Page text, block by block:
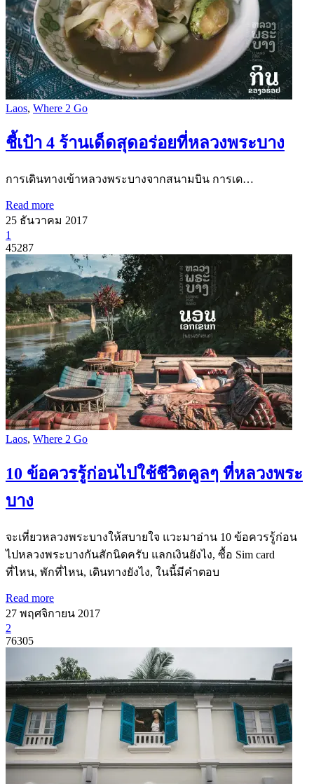
Laos, Where 2 Go
ชี้เป้า 4 ร้านเด็ดสุดอร่อยที่หลวงพระบาง
การเดินทางเข้าหลวงพระบางจากสนามบิน การเด…
Read more
25 ธันวาคม 2017
1
45287
Laos, Where 2 Go
​​10 ข้อควรรู้ก่อนไปใช้ชีวิตคูลๆ ที่หลวงพระ
บาง
จะเที่ยวหลวงพระบางให้สบายใจ แวะมาอ่าน 10 ข้อควรรู้ก่อน
ไปหลวงพระบางกันสักนิดครับ แลกเงินยังไง, ซื้อ Sim card
ที่ไหน, พักที่ไหน, เดินทางยังไง, ในนี้มีคำตอบ
Read more
27 พฤศจิกายน 2017
2
76305